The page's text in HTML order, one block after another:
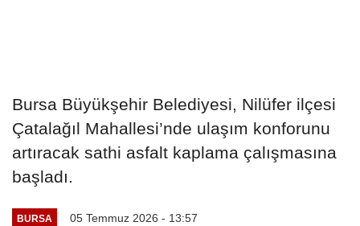
Bursa Büyükşehir Belediyesi, Nilüfer ilçesi
Çatalağıl Mahallesi’nde ulaşım konforunu
artıracak sathi asfalt kaplama çalışmasına
başladı.
BURSA 05 Temmuz 2026 - 13:57